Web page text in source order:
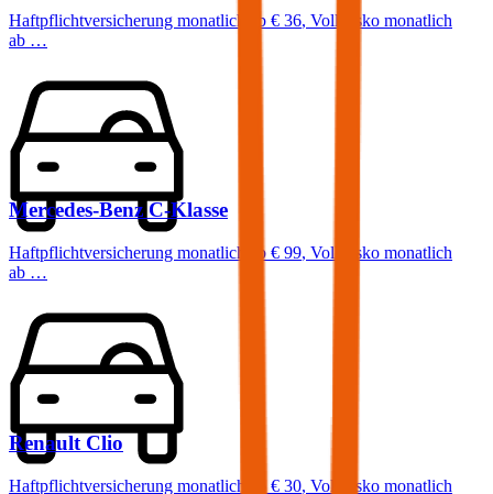
Haftpflichtversicherung monatlich ab € 36, Vollkasko monatlich
ab …
Mercedes-Benz C-Klasse
Haftpflichtversicherung monatlich ab € 99, Vollkasko monatlich
ab …
Renault Clio
Haftpflichtversicherung monatlich ab € 30, Vollkasko monatlich